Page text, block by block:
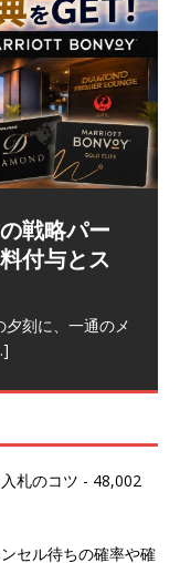
戦略パー
付与とス
夕刻に、一通のメ
05)
日に那覇を訪れ
スワ
ウンジ
ンコク経由でチ
ァースト
例の新年の羽田
[…]
ンナプー
(2026/01)
ンコク経由でチ
札のコツ - 48,002
セル待ちの確率や確